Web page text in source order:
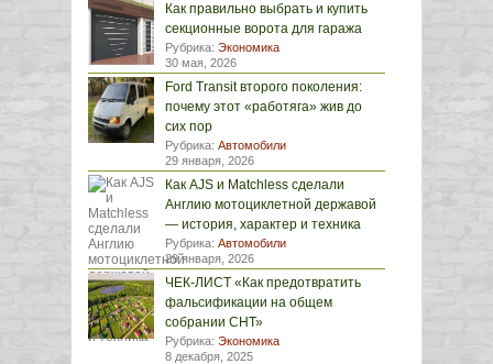
Как правильно выбрать и купить
секционные ворота для гаража
Рубрика: Экономика
30 мая, 2026
Ford Transit второго поколения:
почему этот «работяга» жив до
сих пор
Рубрика: Автомобили
29 января, 2026
Как AJS и Matchless сделали
Англию мотоциклетной державой
— история, характер и техника
Рубрика: Автомобили
29 января, 2026
ЧЕК-ЛИСТ «Как предотвратить
фальсификации на общем
собрании СНТ»
Рубрика: Экономика
8 декабря, 2025